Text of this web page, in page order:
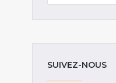
SUIVEZ-NOUS